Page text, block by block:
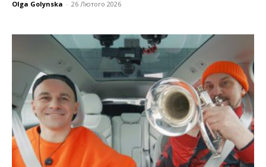
Olga Golynska - 26 Лютого 2026